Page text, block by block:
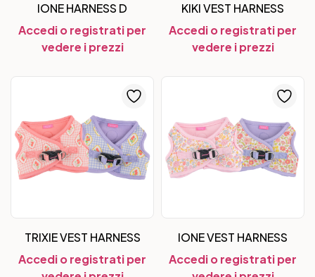
IONE HARNESS D
Accedi o registrati per
vedere i prezzi
KIKI VEST HARNESS
Accedi o registrati per
vedere i prezzi
TRIXIE VEST HARNESS
Accedi o registrati per
IONE VEST HARNESS
Accedi o registrati per